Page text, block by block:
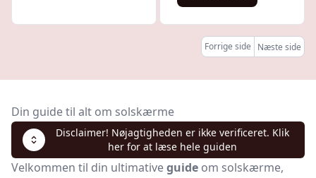
Forrige side Næste side
Din guide til alt om solskærme
Disclaimer! Nøjagtigheden er ikke verificeret. Klik
her for at læse hele guiden
Velkommen til din ultimativeguide om solskærme,